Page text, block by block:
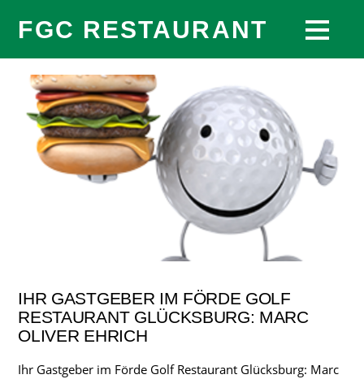
FGC RESTAURANT
IHR GASTGEBER IM FÖRDE GOLF
RESTAURANT GLÜCKSBURG: MARC
OLIVER EHRICH
Ihr Gastgeber im Förde Golf Restaurant Glücksburg: Marc